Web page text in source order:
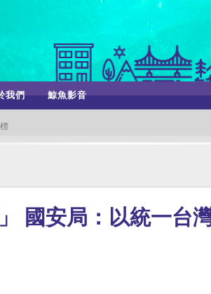
我們 鯨魚影音
國安局：以統一台